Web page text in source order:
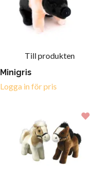
Till produkten
Minigris
Logga in för pris